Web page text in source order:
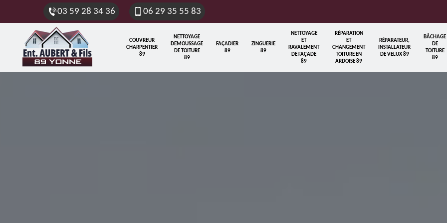
03 59 28 34 36 06 29 35 55 83
COUVREUR
CHARPENTIER
89
NETTOYAGE
DEMOUSSAGE
DE TOITURE
89
FAÇADIER
89
ZINGUERIE
89
NETTOYAGE
ET
RAVALEMENT
DE FAÇADE
89
RÉPARATION
ET
CHANGEMENT
TOITURE EN
ARDOISE 89
RÉPARATEUR,
INSTALLATEUR
DE VELUX 89
BÂCHAGE
DE
TOITURE
89